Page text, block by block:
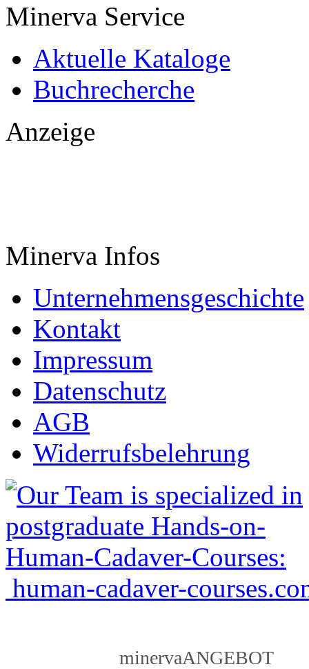
Minerva Service
Aktuelle Kataloge
Buchrecherche
Anzeige
Minerva Infos
Unternehmensgeschichte
Kontakt
Impressum
Datenschutz
AGB
Widerrufsbelehrung
human-cadaver-
minervaANGEBOT